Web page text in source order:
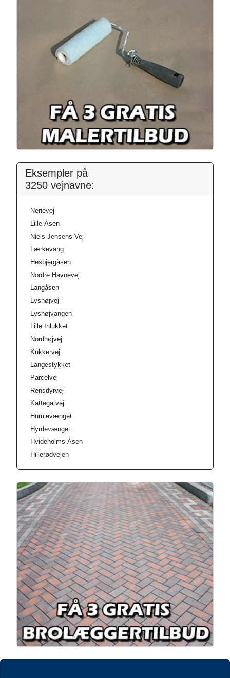
Eksempler på
3250 vejnavne:
Nerievej
Lille-Åsen
Niels Jensens Vej
Lærkevang
Hesbjergåsen
Nordre Havnevej
Langåsen
Lyshøjvej
Lyshøjvangen
Lille Inlukket
Nordhøjvej
Kukkervej
Langestykket
Parcelvej
Rensdyrvej
Kattegatvej
Humlevænget
Hyrdevænget
Hvideholms-Åsen
Hillerødvejen